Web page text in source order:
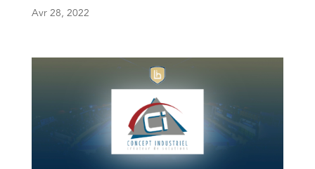
Avr 28, 2022